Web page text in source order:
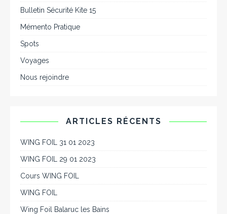
Bulletin Sécurité Kite 15
Mémento Pratique
Spots
Voyages
Nous rejoindre
ARTICLES RÉCENTS
WING FOIL 31 01 2023
WING FOIL 29 01 2023
Cours WING FOIL
WING FOIL
Wing Foil Balaruc les Bains